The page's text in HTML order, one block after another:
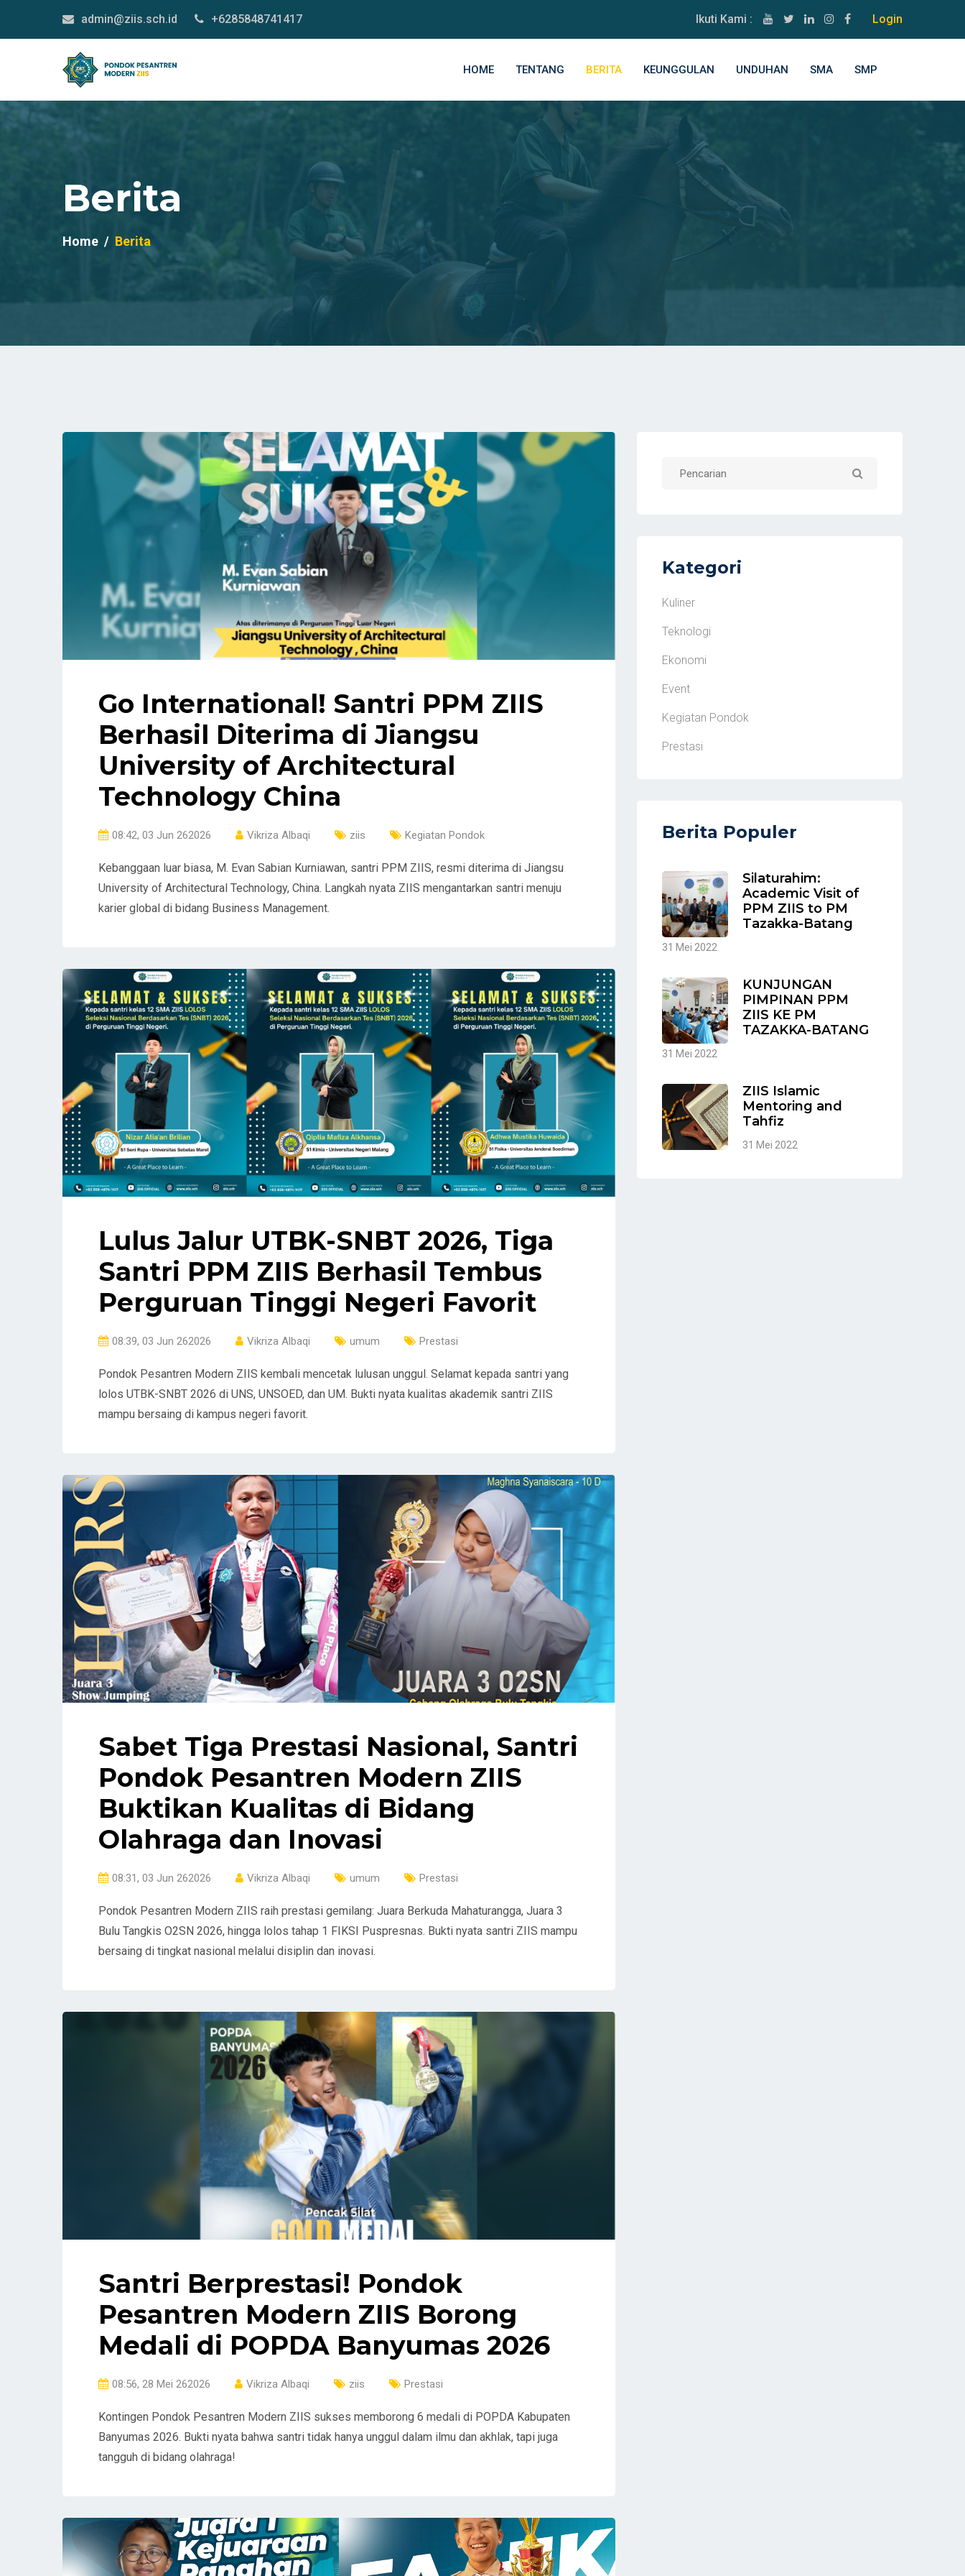
admin@ziis.sch.id +6285848741417 Ikuti Kami : Login
HOME TENTANG BERITA KEUNGGULAN UNDUHAN SMA SMP
Berita
Home Berita
Go International! Santri PPM ZIIS
Berhasil Diterima di Jiangsu
University of Architectural
Technology China
08:42, 03 Jun 262026 Vikriza Albaqi ziis Kegiatan Pondok
Kebanggaan luar biasa, M. Evan Sabian Kurniawan, santri PPM ZIIS, resmi diterima di Jiangsu
University of Architectural Technology, China. Langkah nyata ZIIS mengantarkan santri menuju
karier global di bidang Business Management.
Lulus Jalur UTBK-SNBT 2026, Tiga
Santri PPM ZIIS Berhasil Tembus
Perguruan Tinggi Negeri Favorit
08:39, 03 Jun 262026 Vikriza Albaqi umum Prestasi
Pondok Pesantren Modern ZIIS kembali mencetak lulusan unggul. Selamat kepada santri yang
lolos UTBK-SNBT 2026 di UNS, UNSOED, dan UM. Bukti nyata kualitas akademik santri ZIIS
mampu bersaing di kampus negeri favorit.
Sabet Tiga Prestasi Nasional, Santri
Pondok Pesantren Modern ZIIS
Buktikan Kualitas di Bidang
Olahraga dan Inovasi
08:31, 03 Jun 262026 Vikriza Albaqi umum Prestasi
Pondok Pesantren Modern ZIIS raih prestasi gemilang: Juara Berkuda Mahaturangga, Juara 3
Bulu Tangkis O2SN 2026, hingga lolos tahap 1 FIKSI Puspresnas. Bukti nyata santri ZIIS mampu
bersaing di tingkat nasional melalui disiplin dan inovasi.
Santri Berprestasi! Pondok
Pesantren Modern ZIIS Borong
Medali di POPDA Banyumas 2026
08:56, 28 Mei 262026 Vikriza Albaqi ziis Prestasi
Kontingen Pondok Pesantren Modern ZIIS sukses memborong 6 medali di POPDA Kabupaten
Banyumas 2026. Bukti nyata bahwa santri tidak hanya unggul dalam ilmu dan akhlak, tapi juga
tangguh di bidang olahraga!
Kategori
Kuliner
Teknologi
Ekonomi
Event
Kegiatan Pondok
Prestasi
Berita Populer
Silaturahim:
Academic Visit of
PPM ZIIS to PM
Tazakka-Batang
31 Mei 2022
KUNJUNGAN
PIMPINAN PPM
ZIIS KE PM
TAZAKKA-BATANG
31 Mei 2022
ZIIS Islamic
Mentoring and
Tahfiz
31 Mei 2022